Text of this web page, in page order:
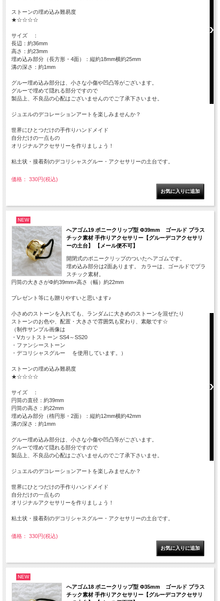
ストーンの埋め込み難易度
★☆☆☆☆
サイズ ：
長辺：約36mm
高さ：約23mm
埋め込み部分（長方形・4面）：縦約18mm横約25mm
溝の深さ：約1mm
グルー埋め込み部分は、小さな小傷や凹凸等がございます。
グルーで埋めて隠れる部分ですので
製品上、不良品の心配はございませんのでご了承下さいませ。
ジュエルのデコレーションアートを楽しみませんか？
世界にひとつだけの手作りハンドメイド
自分だけの一点もの
オリジナルアクセサリーを作りましょう！
粘土状・接着剤のデコリシャスグルー・アクセサリーの土台です。
価格： 330円(税込)
NEW
へアゴム19 ポニークリップ型 Φ39mm ゴールド プラス
チック素材 手作りアクセサリー【グルーデコアクセサリ
ーの土台】 【メール便不可】
開閉式のポニークリップのついたヘアゴムです。
埋め込み部分は2面あります。 カラーは、ゴールドでプラ
スチック素材。
円筒の大きさがΦ約39mm×高さ（幅）約22mm
プレゼント等にも贈りやすいと思います♪
小さめのストーンを入れても、ランダムに大きめのストーンを混ぜたり
ストーンのお色や、配置・大きさで雰囲気も変わり、素敵です☆
（制作サンプル画像は
・Vカットストーン SS4～SS20
・ファンシーストーン
・デコリシャスグルー を使用しています。）
ストーンの埋め込み難易度
★☆☆☆☆
サイズ ：
円筒の直径：約39mm
円筒の高さ：約22mm
埋め込み部分（楕円形・2面）：縦約12mm横約42mm
溝の深さ：約1mm
グルー埋め込み部分は、小さな小傷や凹凸等がございます。
グルーで埋めて隠れる部分ですので
製品上、不良品の心配はございませんのでご了承下さいませ。
ジュエルのデコレーションアートを楽しみませんか？
世界にひとつだけの手作りハンドメイド
自分だけの一点もの
オリジナルアクセサリーを作りましょう！
粘土状・接着剤のデコリシャスグルー・アクセサリーの土台です。
価格： 330円(税込)
NEW
へアゴム18 ポニークリップ型 Φ35mm ゴールド プラス
チック素材 手作りアクセサリー【グルーデコアクセサリ